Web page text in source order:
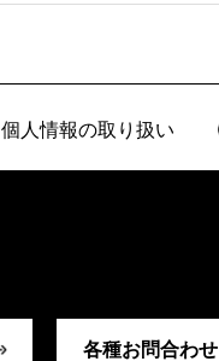
個人情報の取り扱い
各種お問合わせ